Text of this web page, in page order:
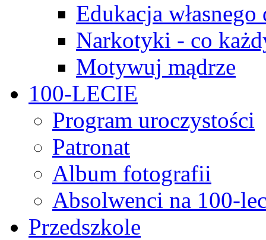
Edukacja własnego
Narkotyki - co
Motywuj mądrze
100-LECIE
Program uroczystości
Patronat
Album fotografii
Absolwenci na 100-
Przedszkole